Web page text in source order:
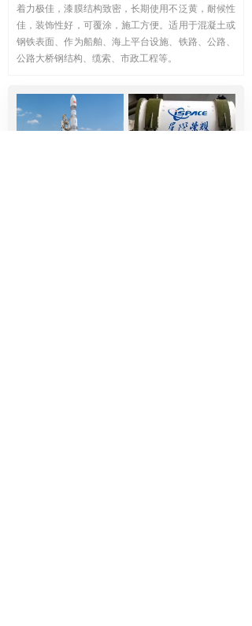
着力极佳，漆膜结构致密，长期使用不泛黄，耐候性
佳，装饰性好，可覆涂，施工方便。适用于混凝土或
钢铁表面、作为船舶、海上平台设施、铁路、公路、
公路大桥钢结构、缆索、市政工程等。